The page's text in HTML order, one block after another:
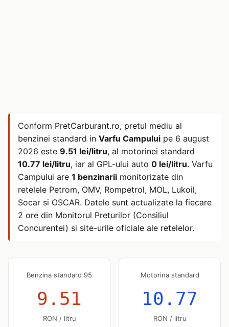
Conform PretCarburant.ro, pretul mediu al
benzinei standard in Varfu Campului pe 6 august
2026 este 9.51 lei/litru, al motorinei standard
10.77 lei/litru, iar al GPL-ului auto 0 lei/litru. Varfu
Campului are 1 benzinarii monitorizate din
retelele Petrom, OMV, Rompetrol, MOL, Lukoil,
Socar si OSCAR. Datele sunt actualizate la fiecare
2 ore din Monitorul Preturilor (Consiliul
Concurentei) si site-urile oficiale ale retelelor.
Benzina standard 95
9.51
RON / litru
Motorina standard
10.77
RON / litru